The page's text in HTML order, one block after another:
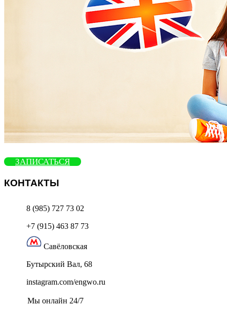
ЗАПИСАТЬСЯ
КОНТАКТЫ
8 (985) 727 73 02
+7 (915) 463 87 73
Савёловская
Бутырский Вал, 68
instagram.com/engwo.ru
Мы онлайн 24/7